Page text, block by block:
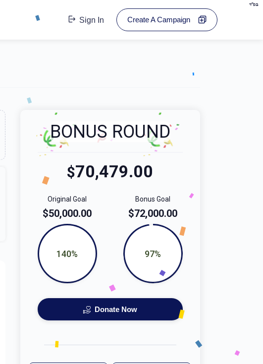
בס"ד
Sign In Create A Campaign
BONUS ROUND
$70,479.00
Bonus Goal
$72,000.00
97%
Original Goal
$50,000.00
140%
Donate Now